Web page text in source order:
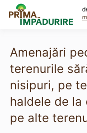
content
Amenajări
terenurile
nisipuri, pe
haldele de la
pe alte